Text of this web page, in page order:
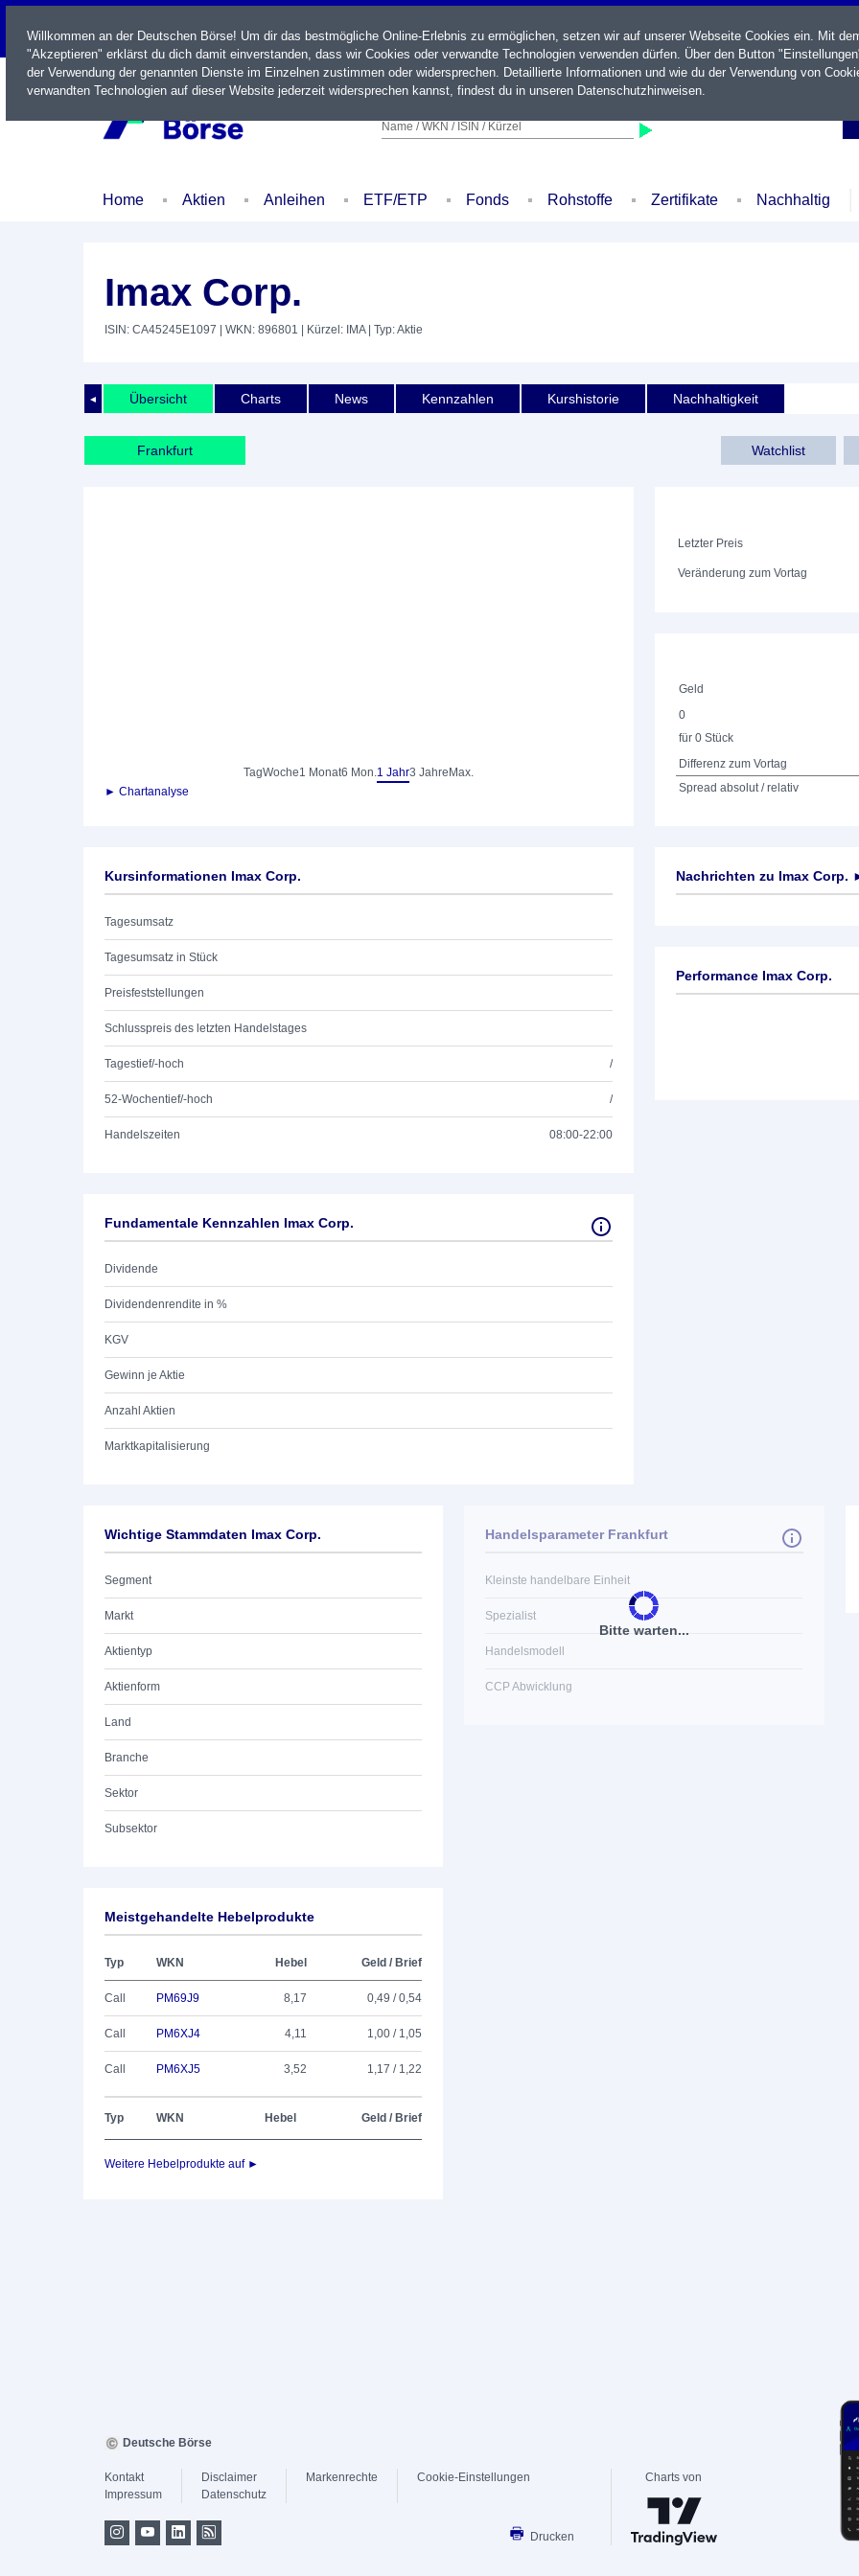
LIVE
Name / WKN / ISIN / Kürzel
Home Aktien Anleihen ETF/ETP Fonds Rohstoffe Zertifikate Nachhaltig
Imax Corp.
ISIN: CA45245E1097 | WKN: 896801 | Kürzel: IMA| Typ: Aktie
◄ Übersicht Charts News Kennzahlen Kurshistorie Nachhaltigkeit
Frankfurt Watchlist
TagWoche1 Monat6 Mon.1 Jahr3 Jahre Max.
► Chartanalyse
Letzter Preis
Veränderung zum Vortag
Geld
0
für 0 Stück
Differenz zum Vortag
Spread absolut / relativ
Kursinformationen Imax Corp.
Tagesumsatz
Tagesumsatz in Stück
Preisfeststellungen
Schlusspreis des letzten Handelstages
Tagestief/-hoch /
52-Wochentief/-hoch /
Handelszeiten 08:00-22:00
Fundamentale Kennzahlen Imax Corp.
Dividende
Dividendenrendite in %
KGV
Gewinn je Aktie
Anzahl Aktien
Marktkapitalisierung
Nachrichten zu Imax Corp.
Performance Imax Corp.
Wichtige Stammdaten Imax Corp.
Segment
Markt
Aktientyp
Aktienform
Land
Branche
Sektor
Subsektor
Bitte warten...
Handelsparameter Frankfurt
Kleinste handelbare Einheit
Spezialist
Handelsmodell
CCP Abwicklung
Meistgehandelte Hebelprodukte
Typ WKN Hebel Geld / Brief
Call PM69J9 8,17 0,49 / 0,54
Call PM6XJ4 4,11 1,00 / 1,05
Call PM6XJ5 3,52 1,17 / 1,22
Typ WKN Hebel Geld / Brief
Weitere Hebelprodukte auf ►
Willkommen an der Deutschen Börse! Um dir das bestmögliche Online-Erlebnis zu ermöglichen, setzen wir auf unserer Webseite Cookies ein. Mit
"Akzeptieren" erklärst du dich damit einverstanden, dass wir Cookies oder verwandte Technologien verwenden dürfen. Über den Button
der Verwendung der genannten Dienste im Einzelnen zustimmen oder widersprechen. Detaillierte Informationen und wie du der Verwendung von
verwandten Technologien auf dieser Website jederzeit widersprechen kannst, findest du in unseren Datenschutzhinweisen.
Deutsche Börse
Kontakt
Impressum
Disclaimer
Datenschutz
Markenrechte Cookie-Einstellungen
Drucken
Charts von